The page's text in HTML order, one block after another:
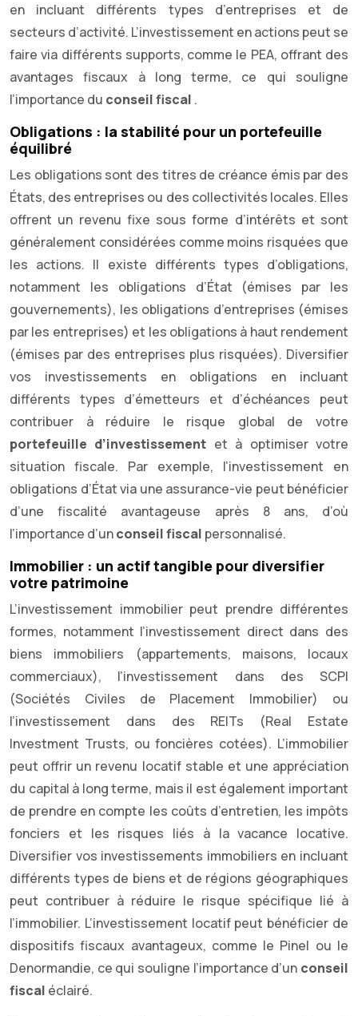
en incluant différents types d’entreprises et de
secteurs d’activité. L’investissement en actions peut se
faire via différents supports, comme le PEA, offrant des
avantages fiscaux à long terme, ce qui souligne
l’importance du conseil fiscal .
Obligations : la stabilité pour un portefeuille
équilibré
Les obligations sont des titres de créance émis par des
États, des entreprises ou des collectivités locales. Elles
offrent un revenu fixe sous forme d’intérêts et sont
généralement considérées comme moins risquées que
les actions. Il existe différents types d’obligations,
notamment les obligations d’État (émises par les
gouvernements), les obligations d’entreprises (émises
par les entreprises) et les obligations à haut rendement
(émises par des entreprises plus risquées). Diversifier
vos investissements en obligations en incluant
différents types d’émetteurs et d’échéances peut
contribuer à réduire le risque global de votre
portefeuille d’investissement et à optimiser votre
situation fiscale. Par exemple, l’investissement en
obligations d’État via une assurance-vie peut bénéficier
d’une fiscalité avantageuse après 8 ans, d’où
l’importance d’unconseil fiscal personnalisé.
Immobilier : un actif tangible pour diversifier
votre patrimoine
L’investissement immobilier peut prendre différentes
formes, notamment l’investissement direct dans des
biens immobiliers (appartements, maisons, locaux
commerciaux), l’investissement dans des SCPI
(Sociétés Civiles de Placement Immobilier) ou
l’investissement dans des REITs (Real Estate
Investment Trusts, ou foncières cotées). L’immobilier
peut offrir un revenu locatif stable et une appréciation
du capital à long terme, mais il est également important
de prendre en compte les coûts d’entretien, les impôts
fonciers et les risques liés à la vacance locative.
Diversifier vos investissements immobiliers en incluant
différents types de biens et de régions géographiques
peut contribuer à réduire le risque spécifique lié à
l’immobilier. L’investissement locatif peut bénéficier de
dispositifs fiscaux avantageux, comme le Pinel ou le
Denormandie, ce qui souligne l’importance d’un conseil
fiscal éclairé.